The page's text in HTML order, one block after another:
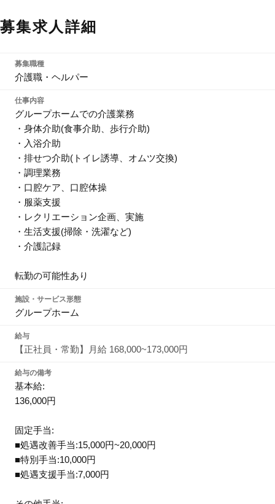
募集求人詳細
募集職種
介護職・ヘルパー
仕事内容
グループホームでの介護業務
・身体介助(食事介助、歩行介助)
・入浴介助
・排せつ介助(トイレ誘導、オムツ交換)
・調理業務
・口腔ケア、口腔体操
・服薬支援
・レクリエーション企画、実施
・生活支援(掃除・洗濯など)
・介護記録
転勤の可能性あり
施設・サービス形態
グループホーム
給与
【正社員・常勤】月給 168,000~173,000円
給与の備考
基本給:
136,000円
固定手当:
■処遇改善手当:15,000円~20,000円
■特別手当:10,000円
■処遇支援手当:7,000円